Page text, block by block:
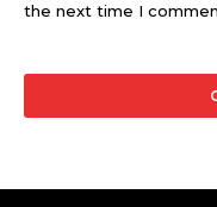
the next time I